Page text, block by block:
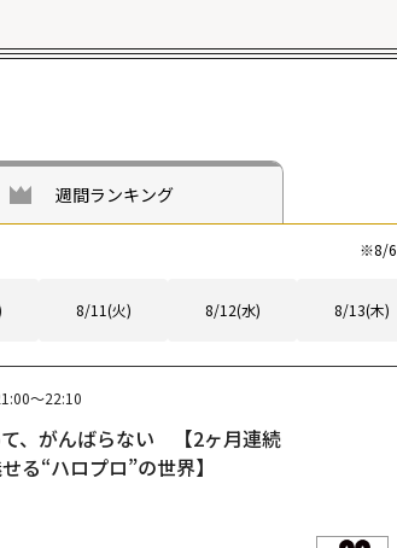
週間ランキング
※8/6
8/11(火) 8/12(水) 8/13(木)
～22:10
、がんばらない 【2ヶ月連続
る“ハロプロ”の世界】